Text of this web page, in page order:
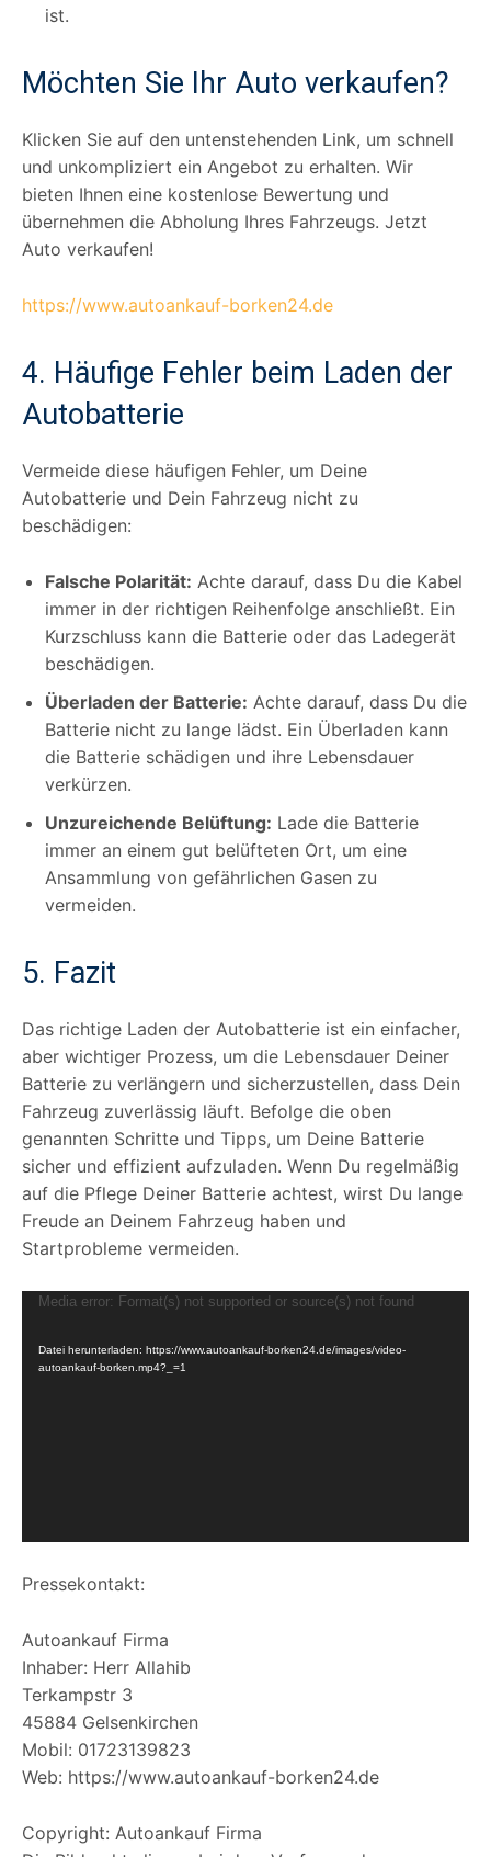
ist.
Möchten Sie Ihr Auto verkaufen?
Klicken Sie auf den untenstehenden Link, um schnell
und unkompliziert ein Angebot zu erhalten. Wir
bieten Ihnen eine kostenlose Bewertung und
übernehmen die Abholung Ihres Fahrzeugs. Jetzt
Auto verkaufen!
https://www.autoankauf-borken24.de
4. Häufige Fehler beim Laden der
Autobatterie
Vermeide diese häufigen Fehler, um Deine
Autobatterie und Dein Fahrzeug nicht zu
beschädigen:
Falsche Polarität: Achte darauf, dass Du die Kabel
immer in der richtigen Reihenfolge anschließt. Ein
Kurzschluss kann die Batterie oder das Ladegerät
beschädigen.
Überladen der Batterie: Achte darauf, dass Du die
Batterie nicht zu lange lädst. Ein Überladen kann
die Batterie schädigen und ihre Lebensdauer
verkürzen.
Unzureichende Belüftung: Lade die Batterie
immer an einem gut belüfteten Ort, um eine
Ansammlung von gefährlichen Gasen zu
vermeiden.
5. Fazit
Das richtige Laden der Autobatterie ist ein einfacher,
aber wichtiger Prozess, um die Lebensdauer Deiner
Batterie zu verlängern und sicherzustellen, dass Dein
Fahrzeug zuverlässig läuft. Befolge die oben
genannten Schritte und Tipps, um Deine Batterie
sicher und effizient aufzuladen. Wenn Du regelmäßig
auf die Pflege Deiner Batterie achtest, wirst Du lange
Freude an Deinem Fahrzeug haben und
Startprobleme vermeiden.
y
e
Media error: Format(s) not supported or source(s) not found
Datei herunterladen: https://www.autoankauf-borken24.de/images/video-
autoankauf-borken.mp4?_=1
Pressekontakt:
Autoankauf Firma
Inhaber: Herr Allahib
Terkampstr 3
45884 Gelsenkirchen
Mobil: 01723139823
Web: https://www.autoankauf-borken24.de
Copyright: Autoankauf Firma